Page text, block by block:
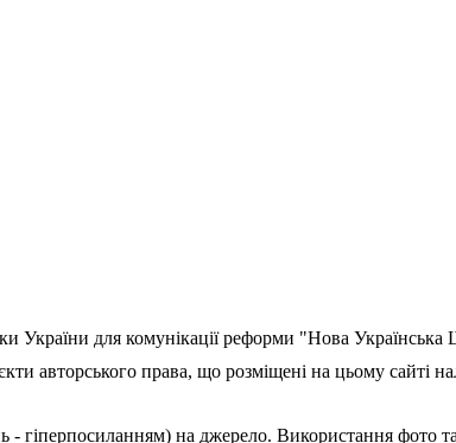
України для комунікації реформи "Нова
авторського права, що розміщені на цьому сайті
гіперпосиланням) на джерело. Використання фото